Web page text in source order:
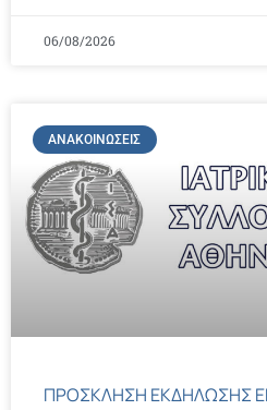
06/08/2026
ΑΝΑΚΟΙΝΏΣΕΙΣ
ΠΡΟΣΚΛΗΣΗ ΕΚΔΗΛΩΣΗΣ